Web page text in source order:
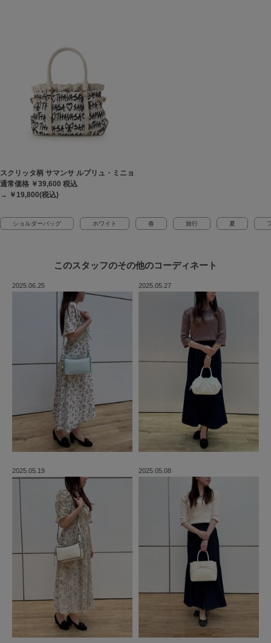
スクリッタ柄 サマンサ ルプリュ・ミニョン ハンドバッグ[Revival Collection]
通常価格 ￥39,600 税込
→ ￥19,800(税込)
ショルダーバッグ ホワイト 春 旅行 夏
このスタッフのその他のコーディネート
2025.06.25 2025.05.27
2025.05.19 2025.05.08